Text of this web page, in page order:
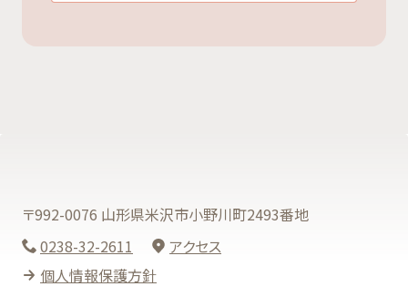
〒992-0076 山形県米沢市小野川町2493番地
0238-32-2611
アクセス
個人情報保護方針